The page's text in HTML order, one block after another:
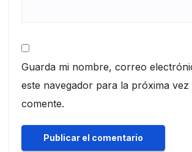
Guarda mi nombre, correo
este navegador para la próxima vez
comente.